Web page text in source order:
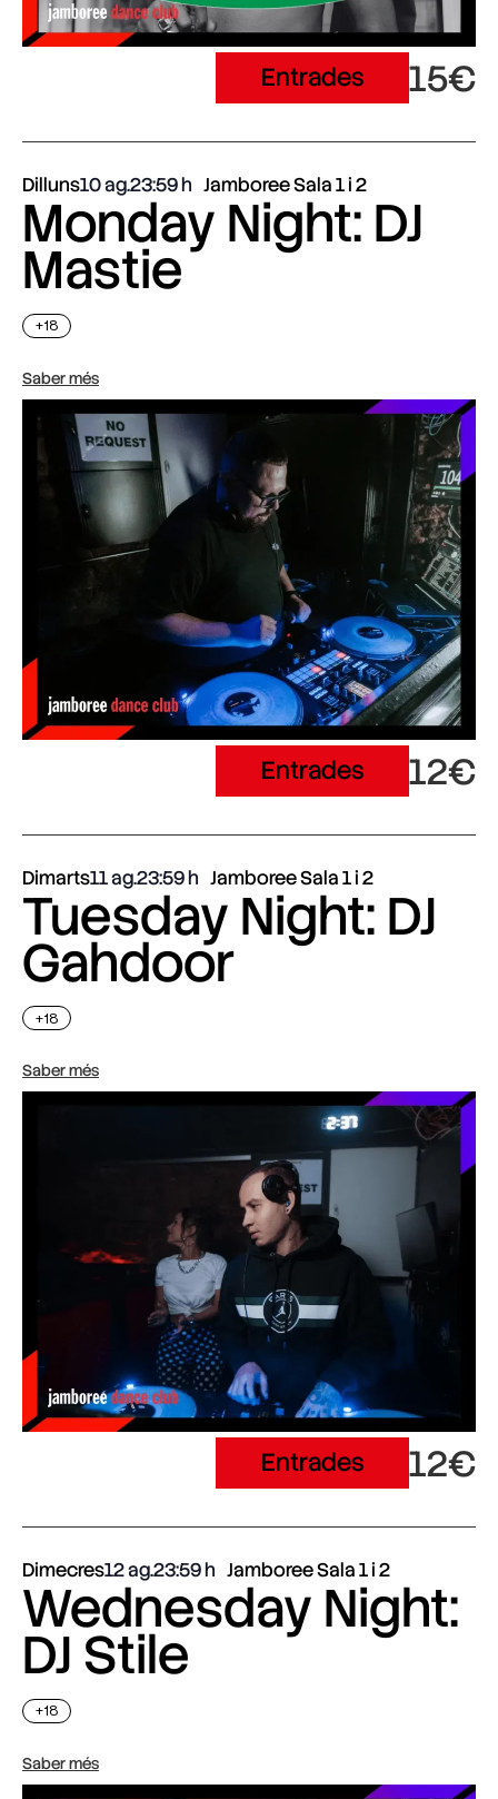
Entrades 15€
Dilluns10 ag.23:59 Jamboree Sala 1 i 2
Monday Night: DJ
Mastie
+18
Saber més
Entrades 12€
Dimarts11 ag.23:59 Jamboree Sala 1 i 2
Tuesday Night: DJ
Gahdoor
+18
Saber més
Entrades 12€
Dimecres12 ag.23:59 Jamboree Sala 1 i 2
Wednesday Night:
DJ Stile
+18
Saber més